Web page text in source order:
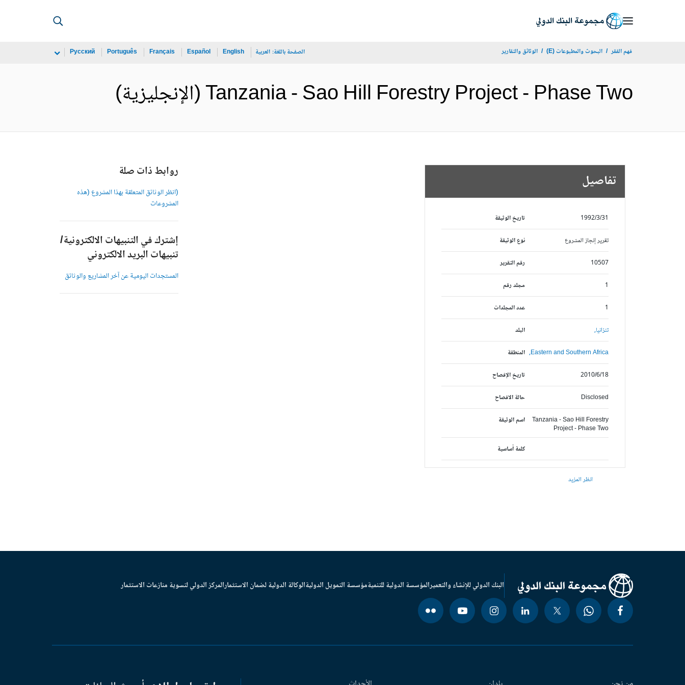
فهم الفقر البحوث والمطبوعات (E) الوثائق والتقارير الصفحة باللغة: العربية English
Español
Français
Português
Русский
Tanzania - Sao Hill Forestry Project - Phase Two (الإنجليزية)
تفاصيل
تاريخ الوثيقة 1992/3/31
نوع الوثيقة تقرير إنجاز المشروع
رقم التقرير 10507
مجلد رقم 1
عدد المجلدات 1
البلد تنزانيا,
المنطقة Eastern and Southern Africa,
تاريخ الإفصاح 2010/6/18
حالة الافصاح Disclosed
اسم الوثيقة
Tanzania - Sao Hill Forestry
Project - Phase Two
كلمة أساسية
انظر المزيد
روابط ذات صلة
(انظر الوثائق المتعلقة بهذا المشروع (هذه
المشروعات
إشترك في التنبيهات الالكترونية/
تنبيهات البريد الالكتروني
المستجدات اليومية عن آخر المشاريع والوثائق
البنك الدولي للإنشاء والتعميرالمؤسسة الدولية للتنميةمؤسسة التمويل الدوليةالوكالة الدولية لضمان الاستثمارالمركز الدولي لتسوية منازعات الاستثمار